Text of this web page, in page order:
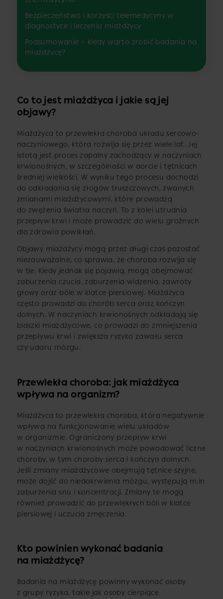
Bezpieczeństwo i korzyści telemedycyny w
diagnostyce i leczeniu miażdżycy
Podsumowanie – kiedy warto zrobić badania na
miażdżycę?
Co to jest miażdżyca i jakie są jej
objawy?
Miażdżyca to przewlekła choroba układu sercowo-
naczyniowego, która rozwija się przez wiele lat. Jej
istotą jest proces zapalny zachodzący w naczyniach
krwionośnych, w szczególności w aorcie i tętnicach
średniej wielkości. W wyniku tego procesu dochodzi
do odkładania się złogów tłuszczowych, zwanych
zmianami miażdżycowymi, które prowadzą
do zwężenia światła naczyń. To z kolei utrudnia
przepływ krwi i może prowadzić do wielu groźnych
dla zdrowia powikłań.
Objawy miażdżycy mogą przez długi czas pozostać
niezauważalne, co sprawia, że choroba rozwija się
w tle. Kiedy jednak się pojawią, mogą obejmować
zaburzenia czucia, zaburzenia widzenia, zawroty
głowy oraz bóle w klatce piersiowej. Miażdżyca
często prowadzi do chorób serca oraz kończyn
dolnych. W naczyniach krwionośnych odkładają się
blaszki miażdżycowe, co prowadzi do zmniejszenia
przepływu krwi i zwiększa ryzyko zawału serca
czy udaru mózgu.
Przewlekła choroba: jak miażdżyca
wpływa na organizm?
Miażdżyca to przewlekła choroba, która negatywnie
wpływa na funkcjonowanie wielu układów
w organizmie. Ograniczony przepływ krwi
w naczyniach krwionośnych może powodować liczne
choroby, w tym choroby serca i kończyn dolnych.
Jeśli zmiany miażdżycowe obejmują tętnice szyjne,
może dojść do niedokrwienia mózgu, występują m.in
zaburzenia snu i koncentracji. Zmiany te mogą
również prowadzić do przewlekłych bóli w klatce
piersiowej i uczucia zmęczenia.
Kto powinien wykonać badania
na miażdżycę?
Badania na miażdżycę powinny wykonać osoby
z grupy ryzyka, takie jak osoby cierpiące